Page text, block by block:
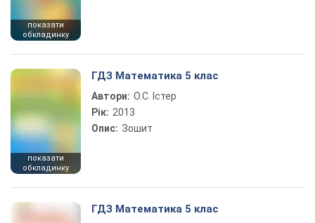
показати
обкладинку
показати
обкладинку
ГДЗ Математика 5 клас
Автори: О.С. Істер
Рік: 2013
Опис: Зошит
ГДЗ Математика 5 клас